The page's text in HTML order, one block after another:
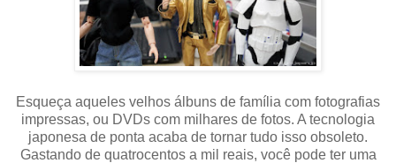
Esqueça aqueles velhos álbuns de família com fotografias
impressas, ou DVDs com milhares de fotos. A tecnologia
japonesa de ponta acaba de tornar tudo isso obsoleto.
Gastando de quatrocentos a mil reais, você pode ter uma